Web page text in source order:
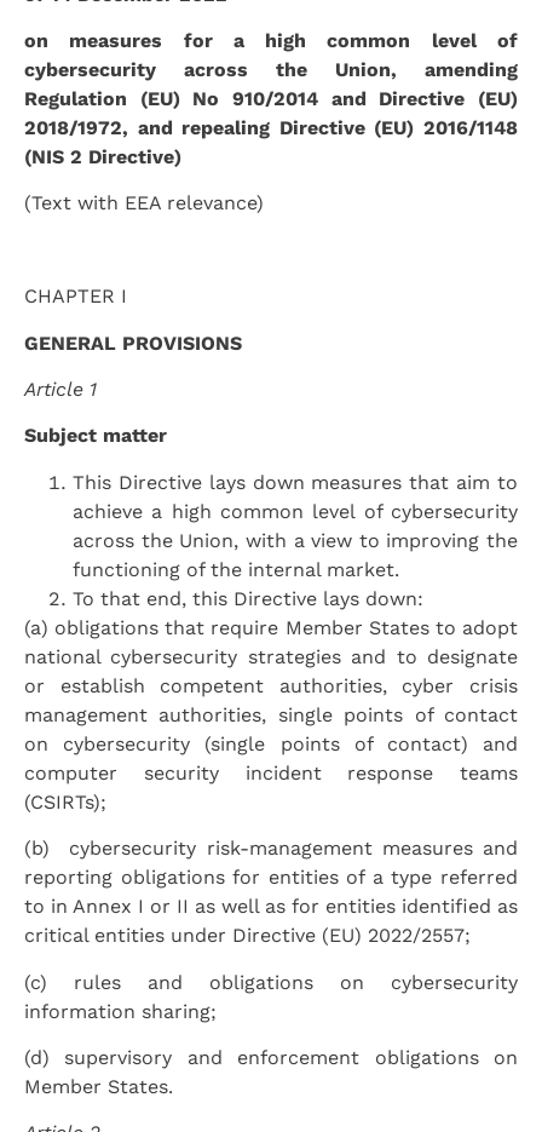
on measures for a high common level of
cybersecurity across the Union, amending
Regulation (EU) No 910/2014 and Directive (EU)
2018/1972, and repealing Directive (EU) 2016/1148
(NIS 2 Directive)
(Text with EEA relevance)
CHAPTER I
GENERAL PROVISIONS
Article 1
Subject matter
This Directive lays down measures that aim to
achieve a high common level of cybersecurity
across the Union, with a view to improving the
functioning of the internal market.
To that end, this Directive lays down:
(a) obligations that require Member States to adopt
national cybersecurity strategies and to designate
or establish competent authorities, cyber crisis
management authorities, single points of contact
on cybersecurity (single points of contact) and
computer security incident response teams
(CSIRTs);
(b) cybersecurity risk-management measures and
reporting obligations for entities of a type referred
to in Annex I or II as well as for entities identified as
critical entities under Directive (EU) 2022/2557;
(c) rules and obligations on cybersecurity
information sharing;
(d) supervisory and enforcement obligations on
Member States.